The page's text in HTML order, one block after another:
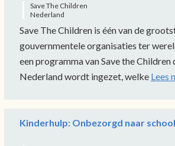
Save The Children
Nederland
Save The Children is één van de
gouvernmentele organisaties ter
een programma van Save the Children
Nederland wordt ingezet, welke Lees
Kinderhulp: Onbezorgd naar school